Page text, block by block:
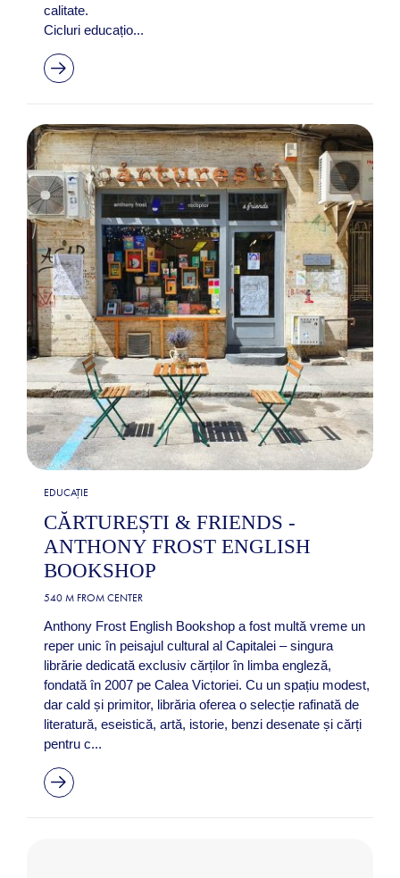
calitate.
Cicluri educațio...
EDUCAȚIE
CĂRTUREȘTI & FRIENDS -
ANTHONY FROST ENGLISH
BOOKSHOP
540 M FROM CENTER
Anthony Frost English Bookshop a fost multă vreme un
reper unic în peisajul cultural al Capitalei – singura
librărie dedicată exclusiv cărților în limba engleză,
fondată în 2007 pe Calea Victoriei. Cu un spațiu modest,
dar cald și primitor, librăria oferea o selecție rafinată de
literatură, eseistică, artă, istorie, benzi desenate și cărți
pentru c...